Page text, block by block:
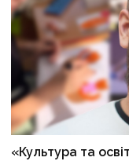
«Культура та